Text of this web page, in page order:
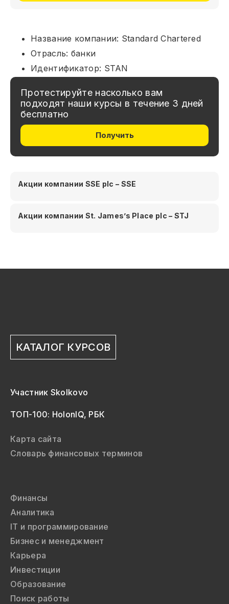
Название компании: Standard Chartered
Отрасль: банки
Идентификатор: STAN
Протестируйте насколько вам
подходят наши курсы в течение 3 дней
бесплатно
Получить
Акции компании SSE plc – SSE
Акции компании St. James’s Place plc – STJ
КАТАЛОГ КУРСОВ
Участник Skolkovo
ТОП-100: HolonIQ, РБК
Карта сайта
Словарь финансовых терминов
Финансы
Аналитика
IT и программирование
Бизнес и менеджмент
Карьера
Инвестиции
Образование
Поиск работы